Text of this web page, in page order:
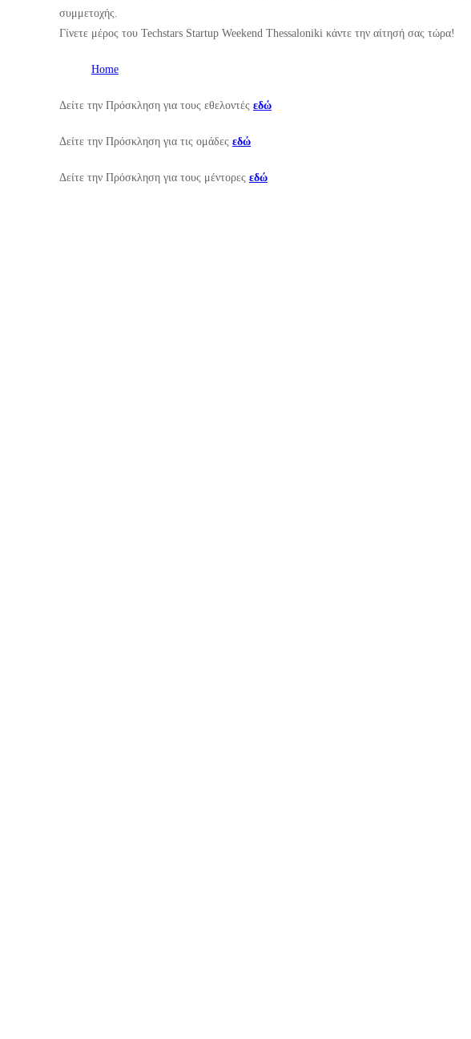
συμμετοχής.
Γίνετε μέρος του Techstars Startup Weekend Thessaloniki κάντε την αίτησή σας τώρα!
Home
Δείτε την Πρόσκληση για τους εθελοντές εδώ
Δείτε την Πρόσκληση για τις ομάδες εδώ
Δείτε την Πρόσκληση για τους μέντορες εδώ